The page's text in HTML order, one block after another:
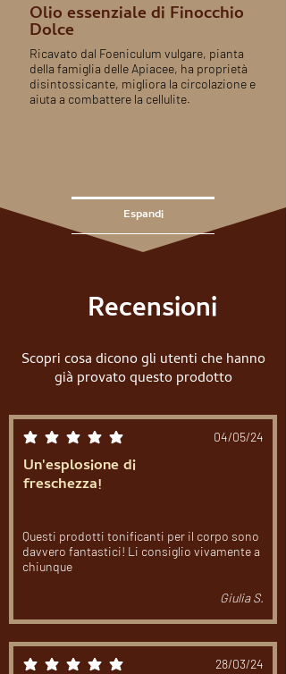
Olio essenziale di Finocchio
Dolce
Ricavato dal Foeniculum vulgare, pianta
della famiglia delle Apiacee, ha proprietà
disintossicante, migliora la circolazione e
aiuta a combattere la cellulite.
Espandi
Recensioni
Scopri cosa dicono gli utenti che hanno
già provato questo prodotto
la valutazione media è 5 su 5 04/05/24
Un'esplosione di
freschezza!
Questi prodotti tonificanti per il corpo sono
davvero fantastici! Li consiglio vivamente a
chiunque
Giulia S.
la valutazione media è 5 su 5 28/03/24